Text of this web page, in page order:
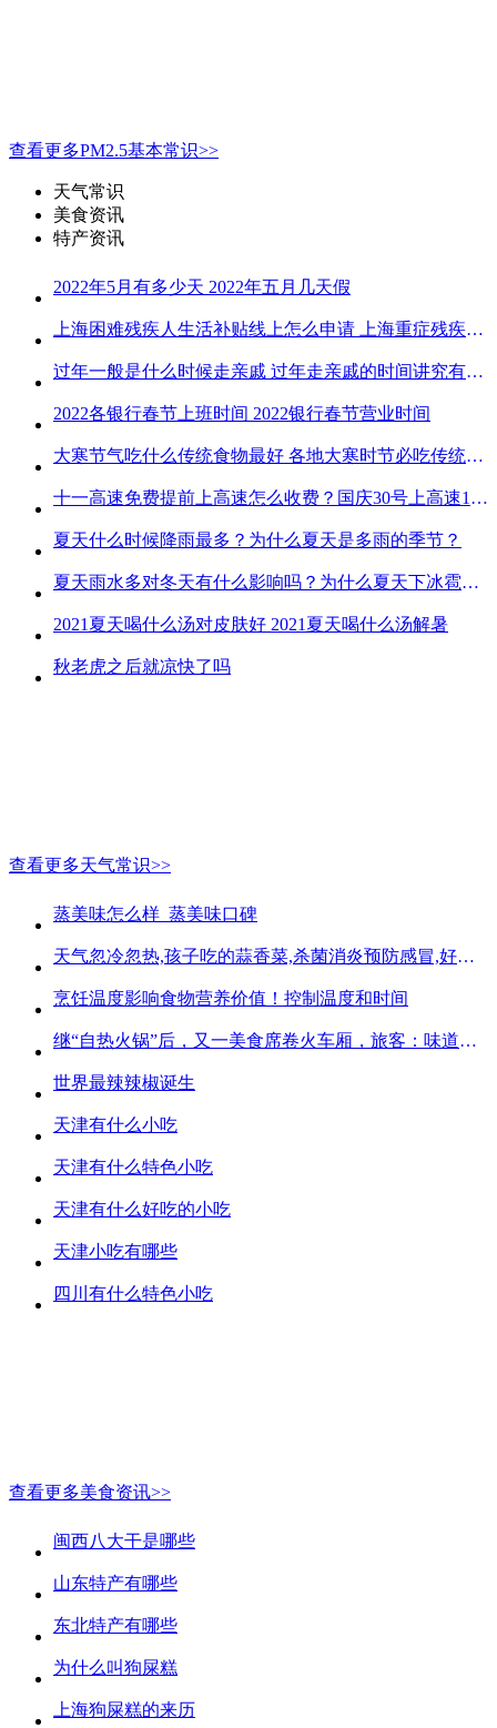
查看更多PM2.5基本常识>>
天气常识
美食资讯
特产资讯
2022年5月有多少天 2022年五月几天假
上海困难残疾人生活补贴线上怎么申请 上海重症残疾人护理补贴线上申请流程
过年一般是什么时候走亲戚 过年走亲戚的时间讲究有哪些
2022各银行春节上班时间 2022银行春节营业时间
大寒节气吃什么传统食物最好 各地大寒时节必吃传统美食
十一高速免费提前上高速怎么收费？国庆30号上高速1号下高速免费吗？
夏天什么时候降雨最多？为什么夏天是多雨的季节？
夏天雨水多对冬天有什么影响吗？为什么夏天下冰雹而冬天不下冰雹
2021夏天喝什么汤对皮肤好 2021夏天喝什么汤解暑
秋老虎之后就凉快了吗
查看更多天气常识>>
蒸美味怎么样_蒸美味口碑
天气忽冷忽热,孩子吃的蒜香菜,杀菌消炎预防感冒,好吃不贵
烹饪温度影响食物营养价值！控制温度和时间
继“自热火锅”后，又一美食席卷火车厢，旅客：味道好吃又方便
世界最辣辣椒诞生
天津有什么小吃
天津有什么特色小吃
天津有什么好吃的小吃
天津小吃有哪些
四川有什么特色小吃
查看更多美食资讯>>
闽西八大干是哪些
山东特产有哪些
东北特产有哪些
为什么叫狗屎糕
上海狗屎糕的来历